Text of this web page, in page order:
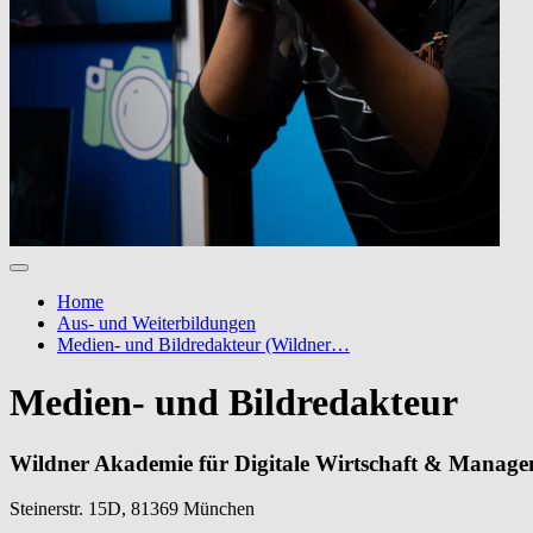
Home
Aus- und Weiterbildungen
Medien- und Bildredakteur (Wildner…
Medien- und Bildredakteur
Wildner Akademie für Digitale Wirtschaft &
Steinerstr. 15D, 81369 München